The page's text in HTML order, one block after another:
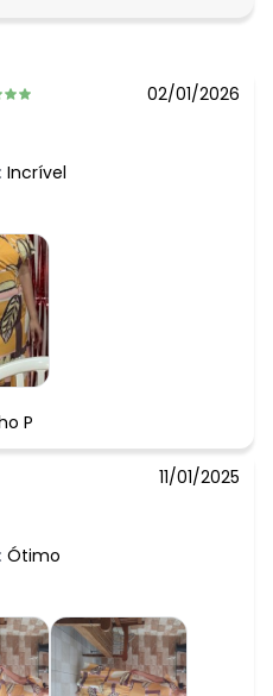
02/01/2026
Incrível
P
11/01/2025
Ótimo